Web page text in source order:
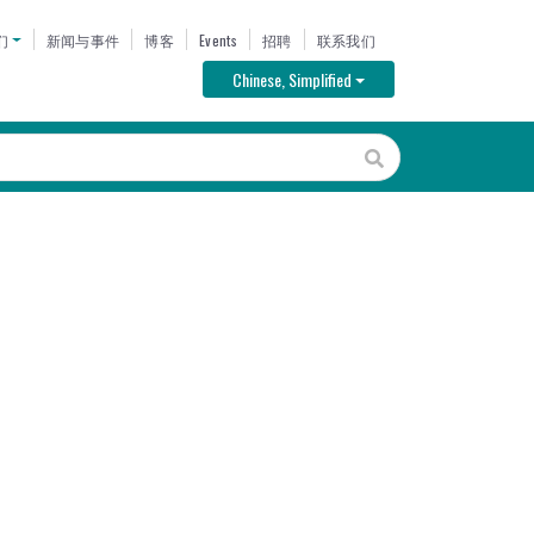
新闻与事件 博客 Events 招聘 联系我们
Chinese, SimplifiedToggle Dropdown